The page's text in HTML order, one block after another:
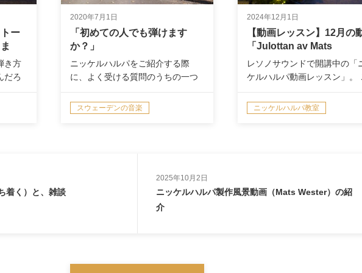
ー
き方
だろ
2020年7月1日
「初めての人でも弾けます
か？」
ニッケルハルパをご紹介する際
に、よく受ける質問のうちの一つ
スウェーデンの音楽
2024年12月1日
【動画レッスン】12月の
「Julottan av Mats
Wallman」公開のお知ら
レソノサウンドで開講中の「
ケルハルパ動画レッスン」。
ニッケルハルパ教室
着く）と、雑談
2025年10月2日
ニッケルハルパ製作風景動画（Mats Wester）の紹
介